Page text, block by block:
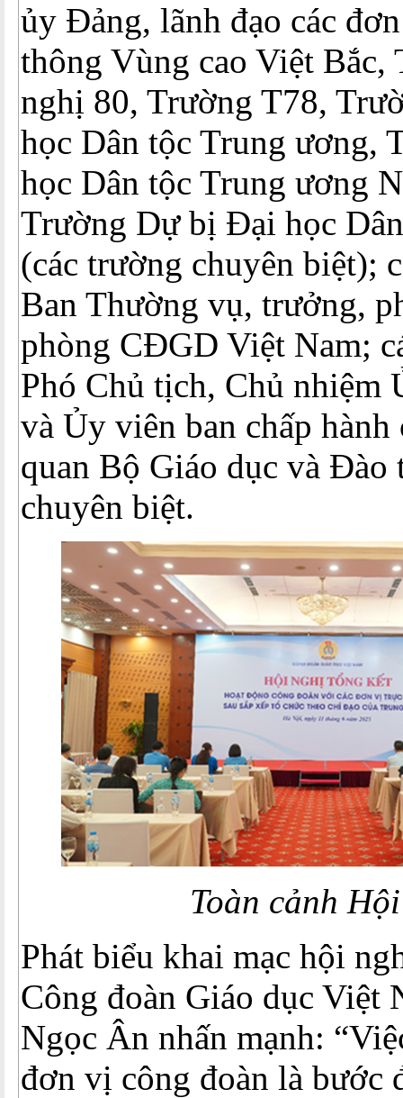
ủy Đảng, lãnh đạo các
thông Vùng cao Việt Bắc,
nghị 80, Trường T78,
học Dân tộc Trung ương,
học Dân tộc Trung ương
Trường Dự bị Đại học
(các trường chuyên biệt);
Ban Thường vụ, trưởng,
phòng CĐGD Việt Nam;
Phó Chủ tịch, Chủ nhiệm
và Ủy viên ban chấp hành
quan Bộ Giáo dục và Đào
chuyên biệt.
Toàn cảnh
Phát biểu khai mạc hội
Công đoàn Giáo dục Việt
Ngọc Ân nhấn mạnh:
đơn vị công đoàn là bước